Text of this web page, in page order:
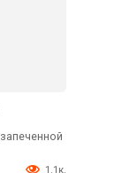
1.1к.